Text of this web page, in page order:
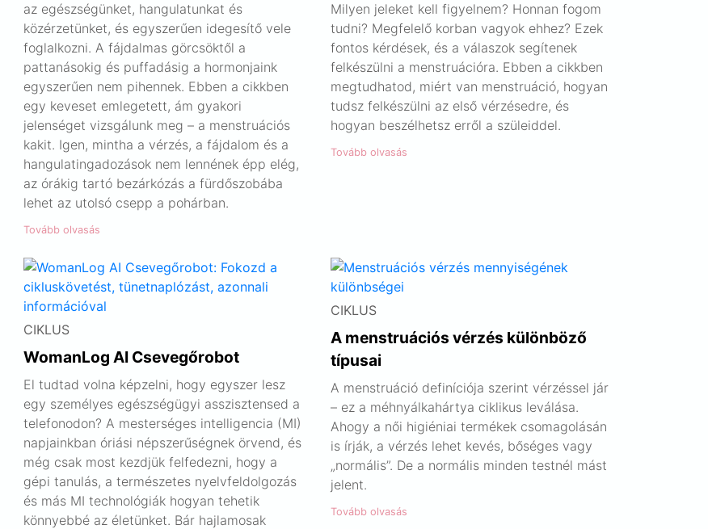
az egészségünket, hangulatunkat és
közérzetünket, és egyszerűen idegesítő vele
foglalkozni. A fájdalmas görcsöktől a
pattanásokig és puffadásig a hormonjaink
egyszerűen nem pihennek. Ebben a cikkben
egy keveset emlegetett, ám gyakori
jelenséget vizsgálunk meg – a menstruációs
kakit. Igen, mintha a vérzés, a fájdalom és a
hangulatingadozások nem lennének épp elég,
az órákig tartó bezárkózás a fürdőszobába
lehet az utolsó csepp a pohárban.
Tovább olvasás
Milyen jeleket kell figyelnem? Honnan fogom
tudni? Megfelelő korban vagyok ehhez? Ezek
fontos kérdések, és a válaszok segítenek
felkészülni a menstruációra. Ebben a cikkben
megtudhatod, miért van menstruáció, hogyan
tudsz felkészülni az első vérzésedre, és
hogyan beszélhetsz erről a szüleiddel.
Tovább olvasás
CIKLUS
WomanLog AI Csevegőrobot
El tudtad volna képzelni, hogy egyszer lesz
egy személyes egészségügyi asszisztensed a
telefonodon? A mesterséges intelligencia (MI)
napjainkban óriási népszerűségnek örvend, és
még csak most kezdjük felfedezni, hogy a
gépi tanulás, a természetes nyelvfeldolgozás
és más MI technológiák hogyan tehetik
könnyebbé az életünket. Bár hajlamosak
CIKLUS
A menstruációs vérzés különböző
típusai
A menstruáció definíciója szerint vérzéssel jár
– ez a méhnyálkahártya ciklikus leválása.
Ahogy a női higiéniai termékek csomagolásán
is írják, a vérzés lehet kevés, bőséges vagy
„normális”. De a normális minden testnél mást
jelent.
Tovább olvasás